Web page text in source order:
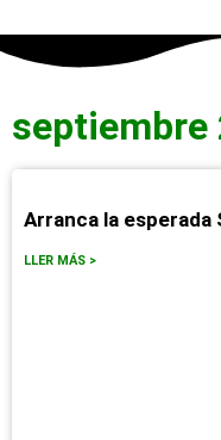
septiembre
Arranca la esperada
LLER MÁS >